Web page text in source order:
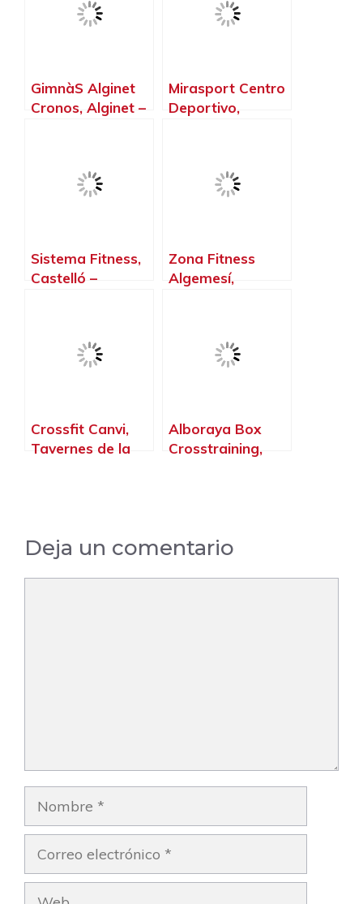
GimnàS Alginet
Cronos, Alginet –
Mirasport Centro
Deportivo,
Sistema Fitness,
Castelló –
Zona Fitness
Algemesí,
Crossfit Canvi,
Tavernes de la
Alboraya Box
Crosstraining,
Deja un comentario
Nombre
Correo
electrónico
Web